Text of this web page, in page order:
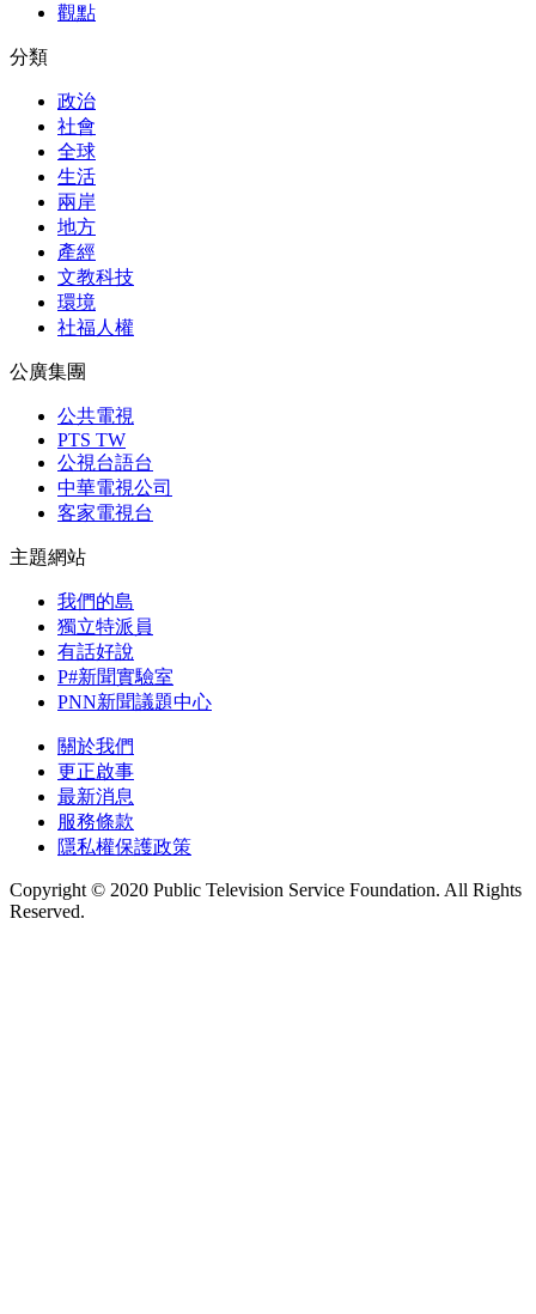
觀點
分類
政治
社會
全球
生活
兩岸
地方
產經
文教科技
環境
社福人權
公廣集團
公共電視
PTS TW
公視台語台
中華電視公司
客家電視台
主題網站
我們的島
獨立特派員
有話好說
P#新聞實驗室
PNN新聞議題中心
關於我們
更正啟事
最新消息
服務條款
隱私權保護政策
Copyright © 2020 Public Television Service Foundation. All Rights
Reserved.